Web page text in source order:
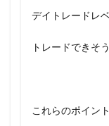
デイトレードレ
トレードできそ
これらのポイン